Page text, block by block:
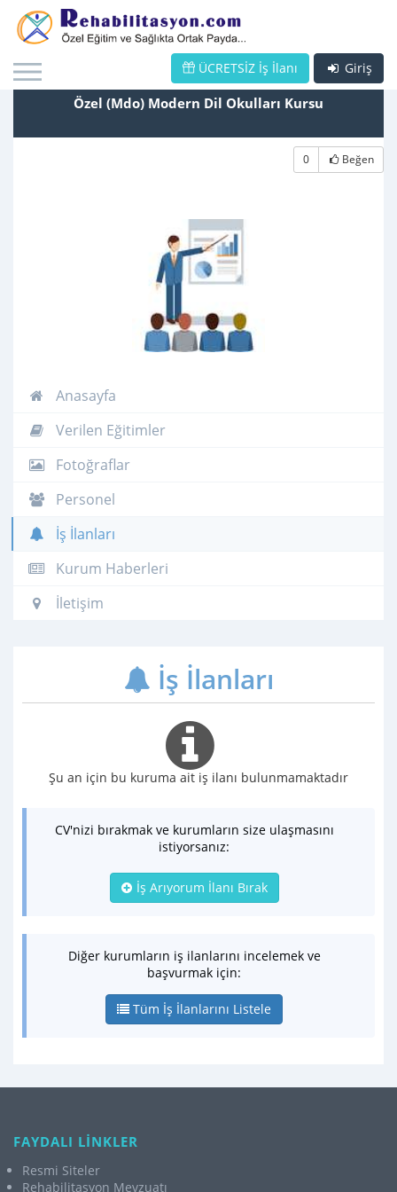
Giriş
ÜCRETSİZ İş İlanı
Özel (Mdo) Modern Dil Okulları Kursu
0 Beğen
Anasayfa
Verilen Eğitimler
Fotoğraflar
Personel
İş İlanları
Kurum Haberleri
İletişim
İş İlanları
Şu an için bu kuruma ait iş ilanı bulunmamaktadır
CV'nizi bırakmak ve kurumların size ulaşmasını
istiyorsanız:
İş Arıyorum İlanı Bırak
Diğer kurumların iş ilanlarını incelemek ve
başvurmak için:
Tüm İş İlanlarını Listele
FAYDALI LİNKLER
Resmi Siteler
Rehabilitasyon Mevzuatı